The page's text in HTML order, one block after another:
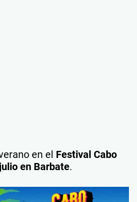
en el Festival Cabo
en Barbate.